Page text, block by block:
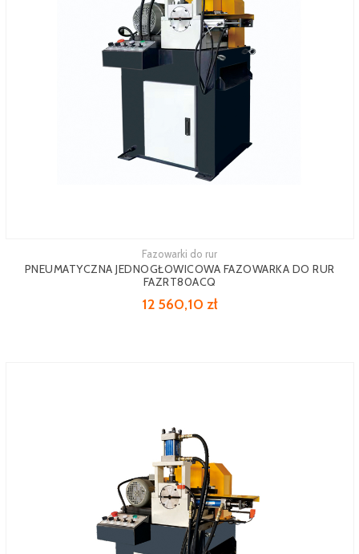
Fazowarki do rur
PNEUMATYCZNA JEDNOGŁOWICOWA FAZOWARKA DO RUR
FAZRT80ACQ
12 560,10 zł